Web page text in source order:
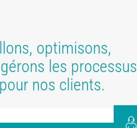
optimisons,
les processus
nos clients.